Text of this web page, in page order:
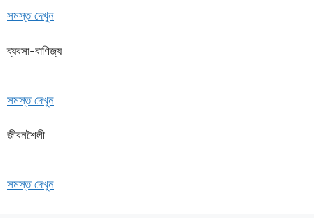
সমস্ত দেখুন
ব্যবসা-বাণিজ্য
সমস্ত দেখুন
জীবনশৈলী
সমস্ত দেখুন